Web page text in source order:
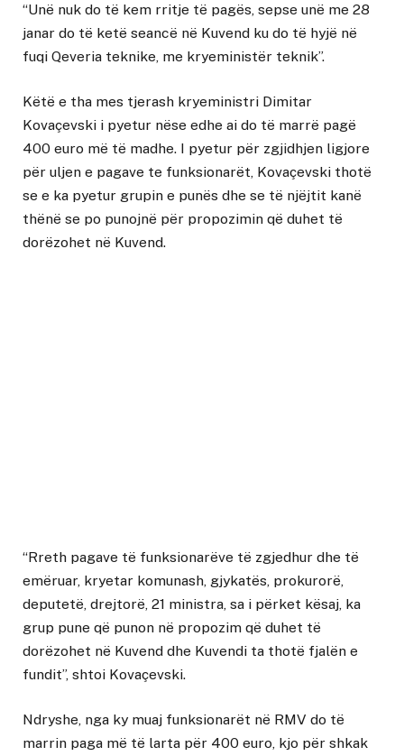
“Unë nuk do të kem rritje të pagës, sepse unë me 28
janar do të ketë seancë në Kuvend ku do të hyjë në
fuqi Qeveria teknike, me kryeministër teknik”.
Këtë e tha mes tjerash kryeministri Dimitar
Kovaçevski i pyetur nëse edhe ai do të marrë pagë
400 euro më të madhe. I pyetur për zgjidhjen ligjore
për uljen e pagave te funksionarët, Kovaçevski thotë
se e ka pyetur grupin e punës dhe se të njëjtit kanë
thënë se po punojnë për propozimin që duhet të
dorëzohet në Kuvend.
“Rreth pagave të funksionarëve të zgjedhur dhe të
emëruar, kryetar komunash, gjykatës, prokurorë,
deputetë, drejtorë, 21 ministra, sa i përket kësaj, ka
grup pune që punon në propozim që duhet të
dorëzohet në Kuvend dhe Kuvendi ta thotë fjalën e
fundit”, shtoi Kovaçevski.
Ndryshe, nga ky muaj funksionarët në RMV do të
marrin paga më të larta për 400 euro, kjo për shkak